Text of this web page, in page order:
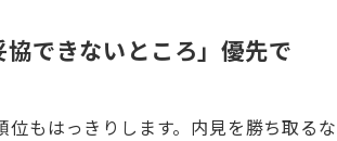
できないところ」優先で
位もはっきりします。内見を勝ち取る